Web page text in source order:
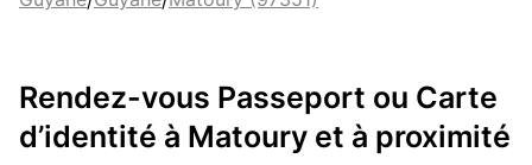
Rendez-vous Passeport ou Carte
d’identité à Matoury et à proximité